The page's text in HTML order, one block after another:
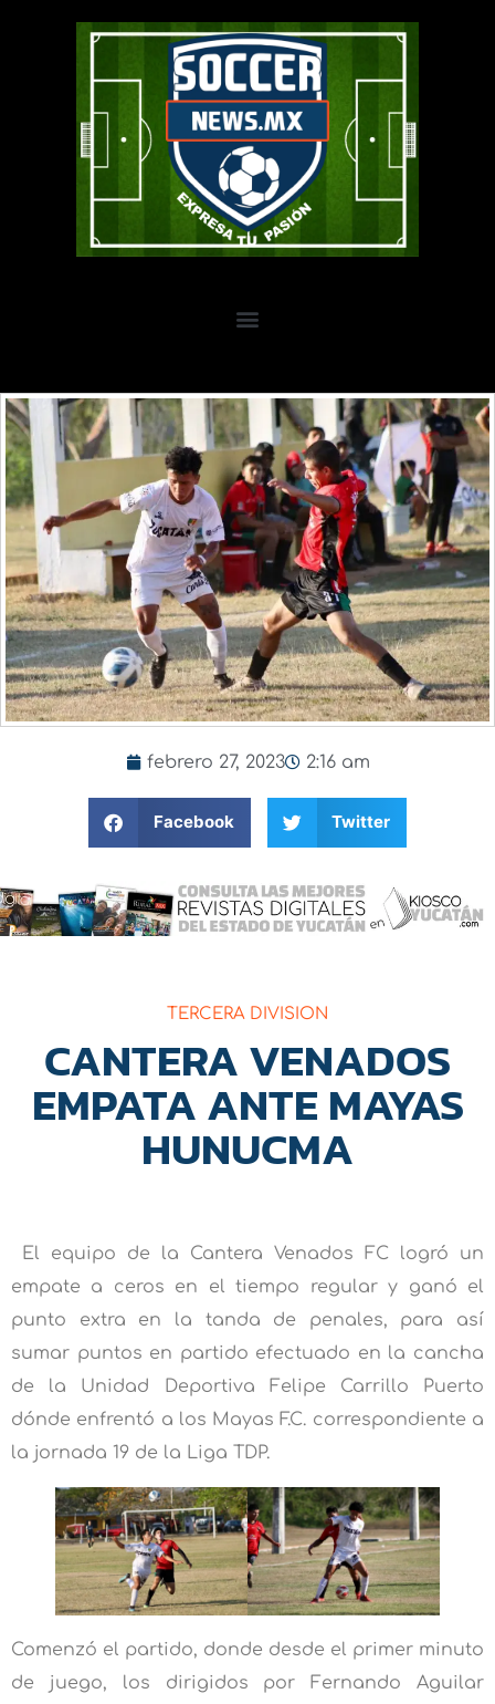
febrero 27, 2023 2:16 am
Facebook Twitter
TERCERA DIVISION
CANTERA VENADOS
EMPATA ANTE MAYAS
HUNUCMA
El equipo de la Cantera Venados FC logró un
empate a ceros en el tiempo regular y ganó el
punto extra en la tanda de penales, para así
sumar puntos en partido efectuado en la cancha
de la Unidad Deportiva Felipe Carrillo Puerto
dónde enfrentó a los Mayas F.C. correspondiente a
la jornada 19 de la Liga TDP.
Comenzó el partido, donde desde el primer minuto
de juego, los dirigidos por Fernando Aguilar